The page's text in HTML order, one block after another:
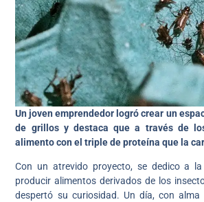
Un joven emprendedor logró crear un
de grillos y destaca que a través de
alimento con el triple de proteína que la
Con un atrevido proyecto, se dedico a
producir alimentos derivados de los
despertó su curiosidad. Un día, con alma